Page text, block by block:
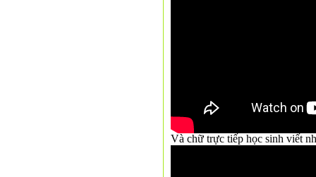
Và chữ trực tiếp học sinh viết